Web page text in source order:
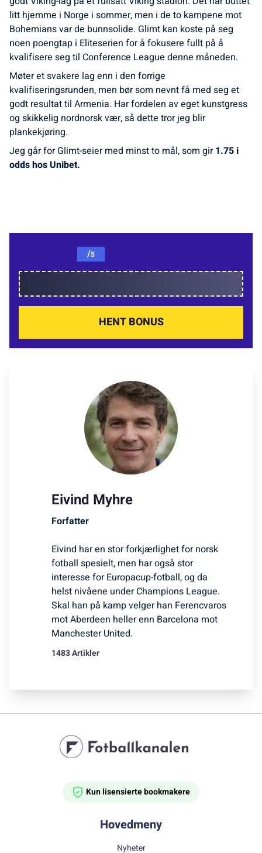
litt hjemme i Norge i sommer, men i de to kampene mot
Bohemians var de bunnsolide. Glimt kan koste på seg
noen poengtap i Eliteserien for å fokusere fullt på å
kvalifisere seg til Conference League denne måneden.
Møter et svakere lag enn i den forrige
kvalifiseringsrunden, men bør som nevnt få med seg et
godt resultat til Armenia. Har fordelen av eget kunstgress
og skikkelig nordnorsk vær, så dette tror jeg blir
plankekjøring.
Jeg går for Glimt-seier med minst to mål, som gir1.75 i
odds hos Unibet.
/5
HENT BONUS
Eivind Myhre
Forfatter
Eivind har en stor forkjærlighet for norsk
fotball spesielt, men har også stor
interesse for Europacup-fotball, og da
helst nivåene under Champions League.
Skal han på kamp velger han Ferencvaros
mot Aberdeen heller enn Barcelona mot
Manchester United.
1483 Artikler
Kun lisensierte bookmakere
Hovedmeny
Nyheter